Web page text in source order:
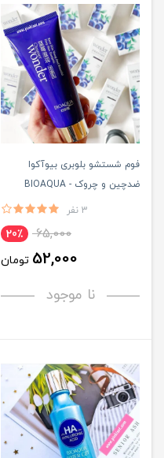
فوم شستشو بلوبری بیوآکوا
ضدچین و چروک - BIOAQUA
3 نفر
65,000 20٪
52,000 تومان
نا موجود